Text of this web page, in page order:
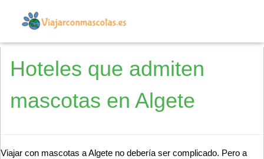
Hoteles que admiten
mascotas en Algete
Viajar con mascotas a Algete no debería ser complicado. Pero a